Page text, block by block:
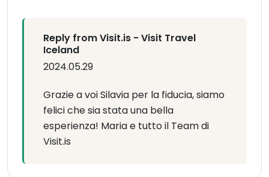
Reply from Visit.is - Visit Travel
Iceland
2024.05.29
Grazie a voi Silavia per la fiducia, siamo
felici che sia stata una bella
esperienza! Maria e tutto il Team di
Visit.is